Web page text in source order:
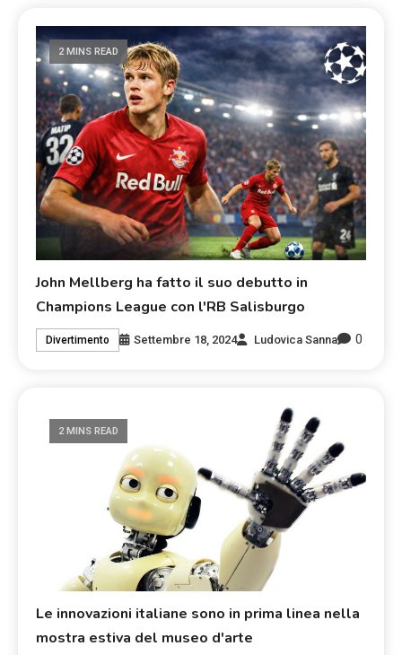
2 MINS READ
John Mellberg ha fatto il suo debutto in
Champions League con l'RB Salisburgo
Divertimento Settembre 18, 2024 Ludovica Sanna 0
2 MINS READ
Le innovazioni italiane sono in prima linea nella
mostra estiva del museo d'arte